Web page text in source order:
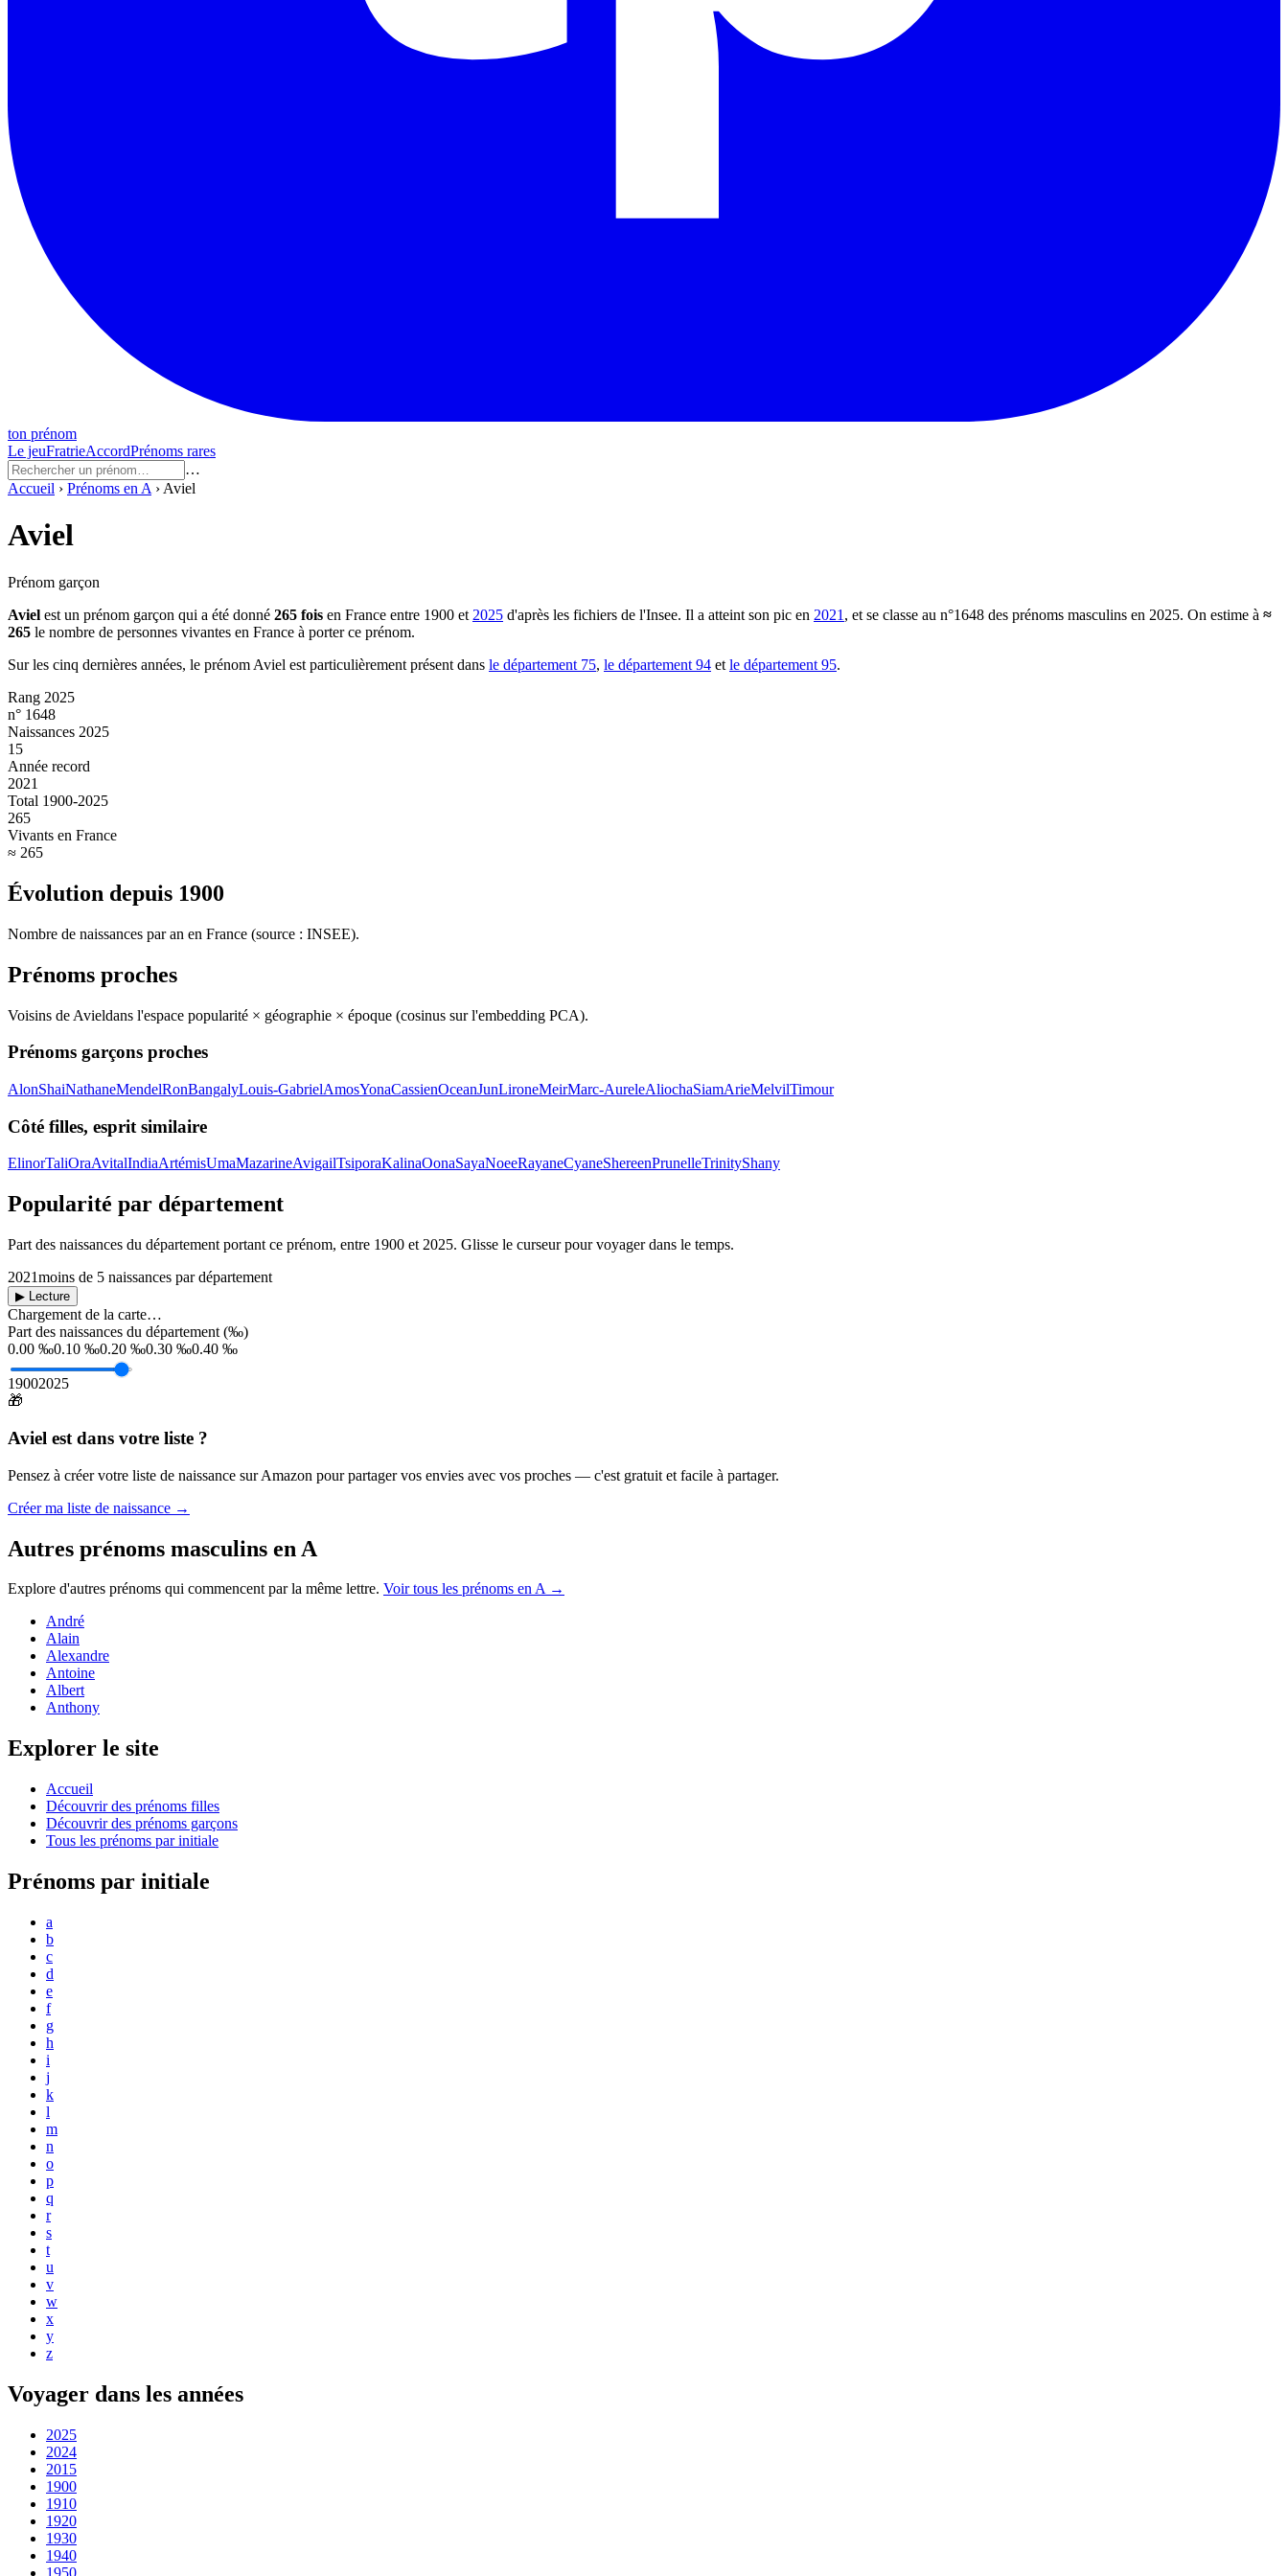
ton prénom
Le jeuFratrieAccordPrénoms rares
…
Accueil › Prénoms en A › Aviel
Aviel
Prénom garçon
Aviel est un prénom garçon qui a été donné 265 fois en France entre 1900 et 2025 d'après les fichiers de l'Insee. Il a atteint son pic en 2021 , et se classe au n°1648 des prénoms masculins en 2025. On estime à ≈
265 le nombre de personnes vivantes en France à porter ce prénom.
Sur les cinq dernières années, le prénom Aviel est particulièrement présent dans le département 75, le département 94 et le département 95.
Rang 2025
n° 1648
Naissances 2025
15
Année record
2021
Total 1900-2025
265
Vivants en France
≈ 265
Évolution depuis 1900
Nombre de naissances par an en France (source : INSEE).
Prénoms proches
Voisins de Avieldans l'espace popularité × géographie × époque (cosinus sur l'embedding PCA).
Prénoms garçons proches
AlonShaiNathaneMendelRonBangalyLouis-GabrielAmosYonaCassienOceanJunLironeMeirMarc-AureleAliochaSiamArieMelvilTimour
Côté filles, esprit similaire
ElinorTaliOraAvitalIndiaArtémisUmaMazarineAvigailTsiporaKalinaOonaSayaNoeeRayaneCyaneShereenPrunelleTrinityShany
Popularité par département
Part des naissances du département portant ce prénom, entre 1900 et 2025. Glisse le curseur pour voyager dans le temps.
2021moins de 5 naissances par département
▶ Lecture
Chargement de la carte…
Part des naissances du département (‰)
0.00 ‰0.10 ‰0.20 ‰0.30 ‰0.40 ‰
19002025
🎁
Aviel est dans votre liste ?
Pensez à créer votre liste de naissance sur Amazon pour partager vos envies avec vos proches — c'est gratuit et facile à partager.
Créer ma liste de naissance →
Autres prénoms masculins en A
Explore d'autres prénoms qui commencent par la même lettre. Voir tous les prénoms enA→
André
Alain
Alexandre
Antoine
Albert
Anthony
Explorer le site
Accueil
Découvrir des prénoms filles
Découvrir des prénoms garçons
Tous les prénoms par initiale
Prénoms par initiale
a
b
c
d
e
f
g
h
i
j
k
l
m
n
o
p
q
r
s
t
u
v
w
x
y
z
Voyager dans les années
2025
2024
2015
1900
1910
1920
1930
1940
1950